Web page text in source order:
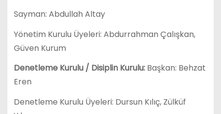
Sayman: Abdullah Altay
Yönetim Kurulu Üyeleri: Abdurrahman Çalışkan,
Güven Kurum
Denetleme Kurulu / Disiplin Kurulu:Başkan: Behzat
Eren
Denetleme Kurulu Üyeleri: Dursun Kılıç, Zülküf